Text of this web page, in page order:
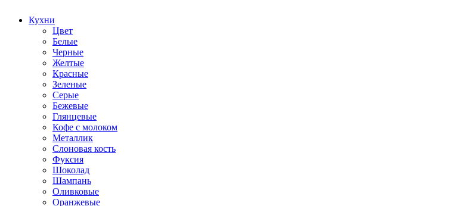
Кухни
Цвет
Белые
Черные
Желтые
Красные
Зеленые
Серые
Бежевые
Глянцевые
Кофе с молоком
Металлик
Слоновая кость
Фуксия
Шоколад
Шампань
Оливковые
Оранжевые